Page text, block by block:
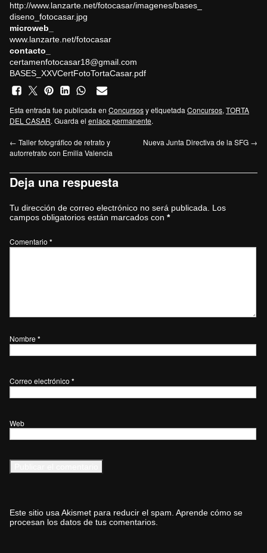
http://www.lanzarte.net/fotocasar/imagenes/bases_
diseno_fotocasar.jpg
microweb_
www.lanzarte.net/fotocasar
contacto_
certamenfotocasar18@gmail.com
BASES_XXVCertFotoTortaCasar.pdf
Esta entrada fue publicada en Concursosy etiquetada Concursos, TORTA
DEL CASAR. Guarda el enlace permanente.
← Taller fotográfico de retrato y
autorretrato con Emilia Valencia
Nueva Junta Directiva de la SFG →
Deja una respuesta
Tu dirección de correo electrónico no será publicada. Los
campos obligatorios están marcados con *
Comentario *
Nombre *
Correo electrónico *
Web
Este sitio usa Akismet para reducir el spam. Aprende cómo se
procesan los datos de tus comentarios.